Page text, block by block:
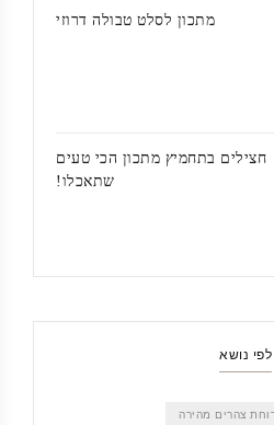
מתכון לסלט טבולה דרוזי
חצילים בתחמיץ מתכון הכי טעים
שתאכלו!
לפי נושא
צהרים מהירה